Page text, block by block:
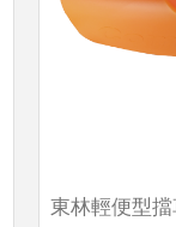
東林輕便型擋